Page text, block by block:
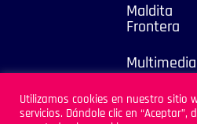
Maldita
Frontera
Multimedia
2025
Utilizamos cookies en nuestro sitio
servicios. Dándole clic en